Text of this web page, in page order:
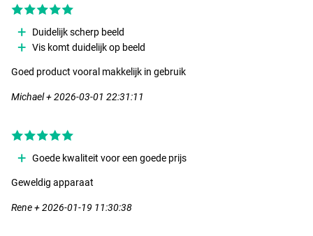
Duidelijk scherp beeld
Vis komt duidelijk op beeld
Goed product vooral makkelijk in gebruik
Michael + 2026-03-01 22:31:11
Goede kwaliteit voor een goede prijs
Geweldig apparaat
Rene + 2026-01-19 11:30:38